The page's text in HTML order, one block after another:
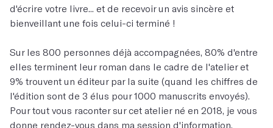
d'écrire votre livre... et de recevoir un avis sincère et
bienveillant une fois celui-ci terminé !
Sur les 800 personnes déjà accompagnées, 80% d'entre
elles terminent leur roman dans le cadre de l'atelier et
9% trouvent un éditeur par la suite (quand les chiffres de
l'édition sont de 3 élus pour 1000 manuscrits envoyés).
Pour tout vous raconter sur cet atelier né en 2018, je vous
donne rendez-vous dans ma session d'information.